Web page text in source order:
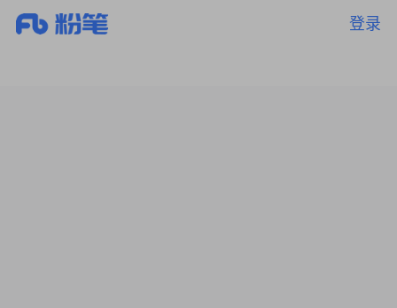
登录